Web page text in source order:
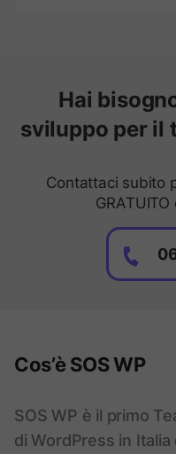
Hai
sviluppo per il
Contattaci subito
Cos’è SOS WP
SOS WP è il primo
di WordPress in